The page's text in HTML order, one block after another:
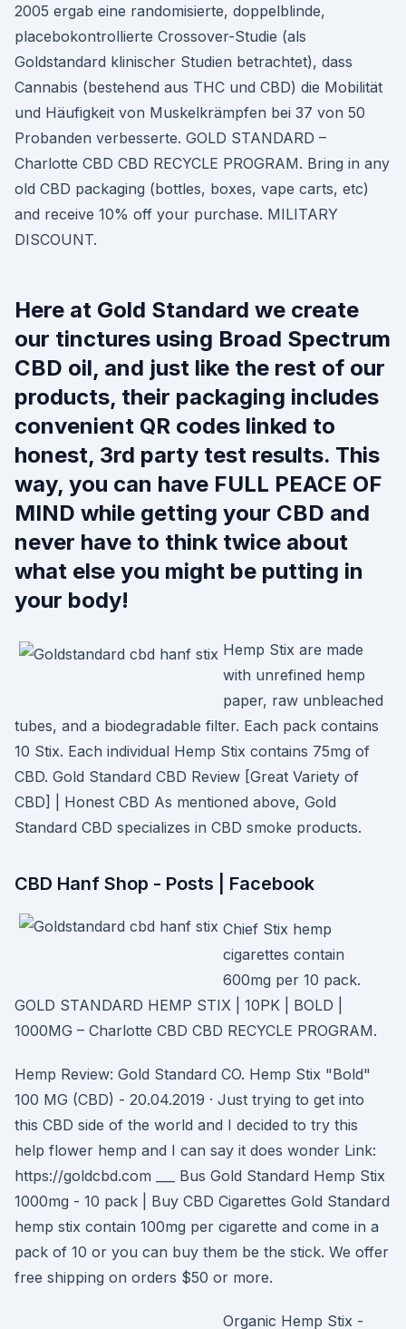
2005 ergab eine randomisierte, doppelblinde,
placebokontrollierte Crossover-Studie (als
Goldstandard klinischer Studien betrachtet), dass
Cannabis (bestehend aus THC und CBD) die Mobilität
und Häufigkeit von Muskelkrämpfen bei 37 von 50
Probanden verbesserte. GOLD STANDARD –
Charlotte CBD CBD RECYCLE PROGRAM. Bring in any
old CBD packaging (bottles, boxes, vape carts, etc)
and receive 10% off your purchase. MILITARY
DISCOUNT.
Here at Gold Standard we create
our tinctures using Broad Spectrum
CBD oil, and just like the rest of our
products, their packaging includes
convenient QR codes linked to
honest, 3rd party test results. This
way, you can have FULL PEACE OF
MIND while getting your CBD and
never have to think twice about
what else you might be putting in
your body!
Hemp Stix are made
with unrefined hemp
paper, raw unbleached
tubes, and a biodegradable filter. Each pack contains
10 Stix. Each individual Hemp Stix contains 75mg of
CBD. Gold Standard CBD Review [Great Variety of
CBD] | Honest CBD As mentioned above, Gold
Standard CBD specializes in CBD smoke products.
CBD Hanf Shop - Posts | Facebook
Chief Stix hemp
cigarettes contain
600mg per 10 pack.
GOLD STANDARD HEMP STIX | 10PK | BOLD |
1000MG – Charlotte CBD CBD RECYCLE PROGRAM.
Hemp Review: Gold Standard CO. Hemp Stix "Bold"
100 MG (CBD) - 20.04.2019 · Just trying to get into
this CBD side of the world and I decided to try this
help flower hemp and I can say it does wonder Link:
https://goldcbd.com ___ Bus Gold Standard Hemp Stix
1000mg - 10 pack | Buy CBD Cigarettes Gold Standard
hemp stix contain 100mg per cigarette and come in a
pack of 10 or you can buy them be the stick. We offer
free shipping on orders $50 or more.
Organic Hemp Stix -